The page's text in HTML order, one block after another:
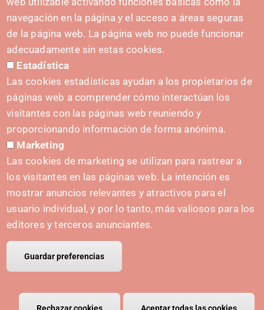
(+34) 628 23 12 32
C. del Sadar, 31006 Pamplona
Harremanetarako formularioa
Prentsa-kita
HASIERA EMATEA
Navarra Cybersecurity Center
Spain Living Lab
Ekintzailetza babestea
© Copyright Polo IRIS.Aviso legal
Política de privacidad
Política de cookies
navegación en la página y el acceso a áreas seguras
de la página web. La página web no puede funcionar
adecuadamente sin estas cookies.
Estadística
Las cookies estadísticas ayudan a los propietarios de
páginas web a comprender cómo interactúan los
visitantes con las páginas web reuniendo y
proporcionando información de forma anónima.
Marketing
Las cookies de marketing se utilizan para rastrear a
los visitantes en las páginas web. La intención es
mostrar anuncios relevantes y atractivos para el
usuario individual, y por lo tanto, más valiosos para los
editores y terceros anunciantes.
Guardar preferencias